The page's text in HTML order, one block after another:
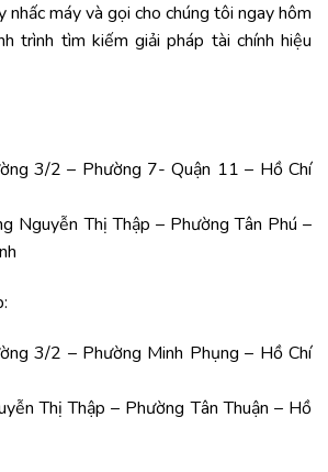
nhấc máy và gọi cho chúng tôi ngay hôm
trình tìm kiếm giải pháp tài chính hiệu
3/2 – Phường 7- Quận 11 – Hồ Chí
Nguyễn Thị Thập – Phường Tân Phú –
3/2 – Phường Minh Phụng – Hồ Chí
Thị Thập – Phường Tân Thuận – Hồ